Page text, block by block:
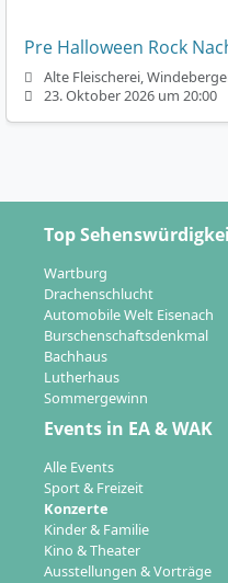
Pre Halloween Rock
Alte Fleischerei,
23. Oktober 2026 um 20:00
Top
Wartburg
Drachenschlucht
Automobile Welt Eisenach
Burschenschaftsdenkmal
Bachhaus
Lutherhaus
Sommergewinn
Events in EA & WAK
Alle Events
Sport & Freizeit
Konzerte
Kinder & Familie
Kino & Theater
Ausstellungen & Vorträge